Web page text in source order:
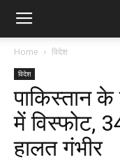
Home विदेश
विदेश
पाकिस्तान के
में विस्फोट,
हालत गंभीर